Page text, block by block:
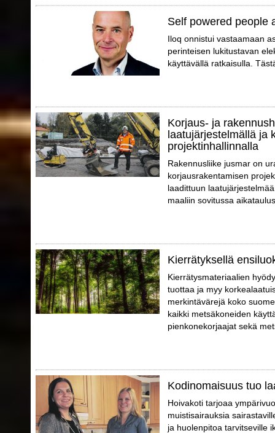
Self powered people
Iloq onnistui vastaamaan
perinteisen lukitustavan
käyttävällä ratkaisulla.
Korjaus- ja
laatujärjestelmällä ja
projektinhallinnalla
Rakennusliike jusmar on
korjausrakentamisen
laadittuun
maaliin sovitussa
Kierrätyksellä
Kierrätysmateriaalien
tuottaa ja myy
merkintävärejä koko
kaikki metsäkoneiden
pienkonekorjaajat sekä
Kodinomaisuus tuo
Hoivakoti tarjoaa
muistisairauksia
ja huolenpitoa tarvitseville